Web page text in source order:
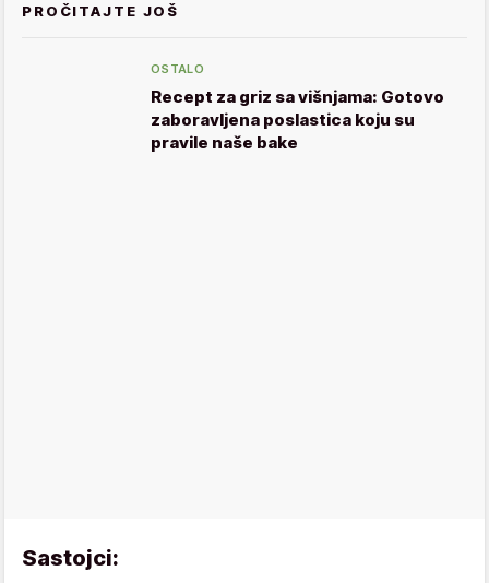
PROČITAJTE JOŠ
OSTALO
Recept za griz sa višnjama: Gotovo
zaboravljena poslastica koju su
pravile naše bake
Sastojci: